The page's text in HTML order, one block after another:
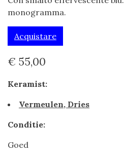
monogramma.
Acquistare
€ 55,00
Keramist:
Vermeulen, Dries
Conditie:
Goed